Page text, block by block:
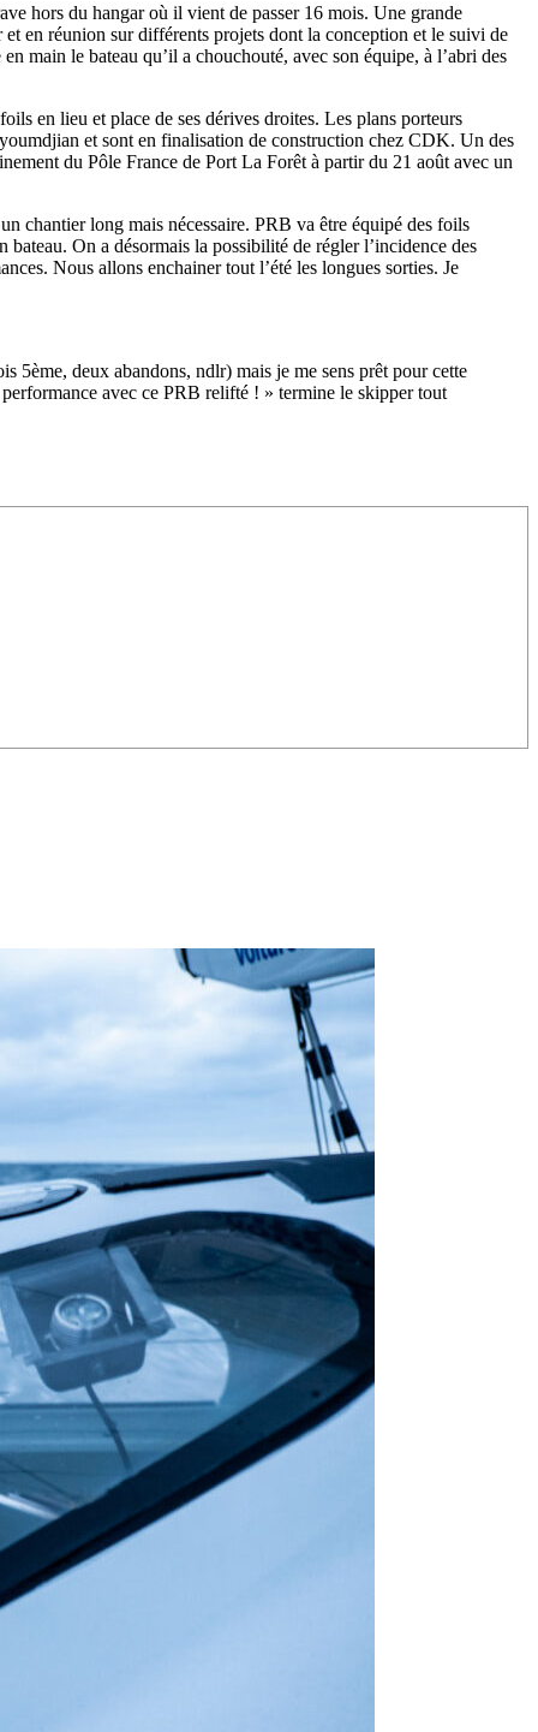
Transat Café l'Or,
hors du hangar où il vient de passer 16 mois. Une grande
en réunion sur différents projets dont la conception et le suivi de
main le bateau qu’il a chouchouté, avec son équipe, à l’abri des
en lieu et place de ses dérives droites. Les plans porteurs
et sont en finalisation de construction chez CDK. Un des
du Pôle France de Port La Forêt à partir du 21 août avec un
chantier long mais nécessaire. PRB va être équipé des foils
On a désormais la possibilité de régler l’incidence des
Nous allons enchainer tout l’été les longues sorties. Je
5ème, deux abandons, ndlr) mais je me sens prêt pour cette
avec ce PRB relifté ! » termine le skipper tout